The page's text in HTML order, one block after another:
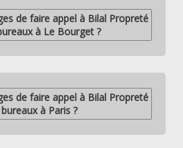
de faire appel à Bilal Propreté
à Le Bourget ?
de faire appel à Bilal Propreté
à Paris ?